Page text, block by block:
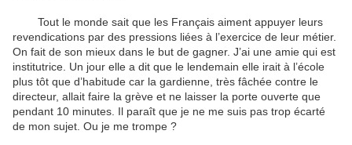
Tout le monde sait que les Français aiment appuyer leurs
revendications par des pressions liées à l’exercice de leur métier.
On fait de son mieux dans le but de gagner. J’ai une amie qui est
institutrice. Un jour elle a dit que le lendemain elle irait à l’école
plus tôt que d’habitude car la gardienne, très fâchée contre le
directeur, allait faire la grève et ne laisser la porte ouverte que
pendant 10 minutes. Il paraît que je ne me suis pas trop écarté
de mon sujet. Ou je me trompe ?